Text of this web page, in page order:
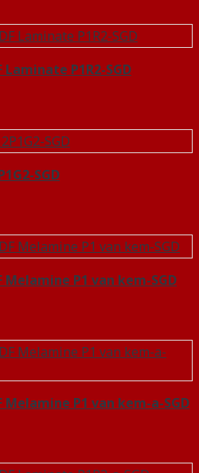
Laminate P1R2-SGD
SGD
Melamine P1 van kem-SGD
Melamine P1 van kem-a-SGD